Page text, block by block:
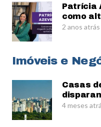
Patrícia
como
2 anos atrás
Imóveis e
Casas
4 meses